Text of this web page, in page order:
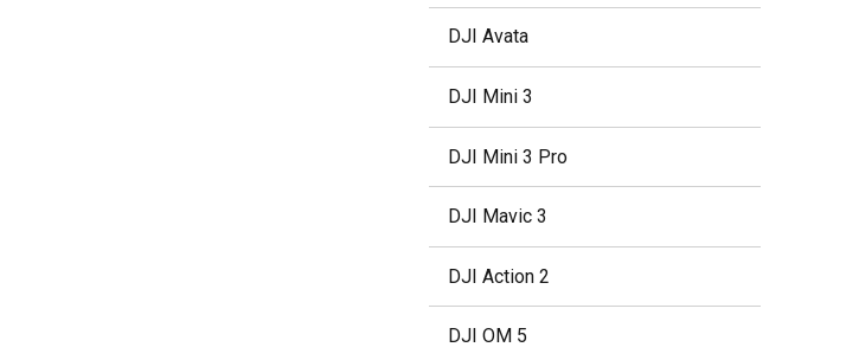
DJI Avata
DJI Mini 3
DJI Mini 3 Pro
DJI Mavic 3
DJI Action 2
DJI OM 5